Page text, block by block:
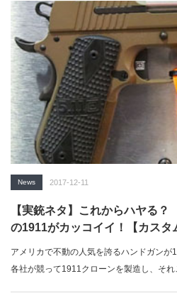
News 2017-12-11
【実銃ネタ】これからハヤる
の1911がカッコイイ！【カスタ
アメリカで不動の人気を誇るハンドガンが
各社が競って1911クローンを製造し、そ